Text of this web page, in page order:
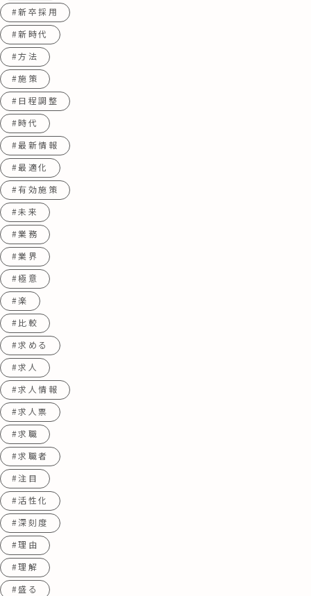
#新卒採用
#新時代
#方法
#施策
#日程調整
#時代
#最新情報
#最適化
#有効施策
#未来
#業務
#業界
#極意
#楽
#比較
#求める
#求人
#求人情報
#求人票
#求職
#求職者
#注目
#活性化
#深刻度
#理由
#理解
#盛る